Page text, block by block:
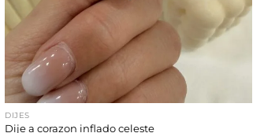
DIJES
Dije a corazon inflado celeste